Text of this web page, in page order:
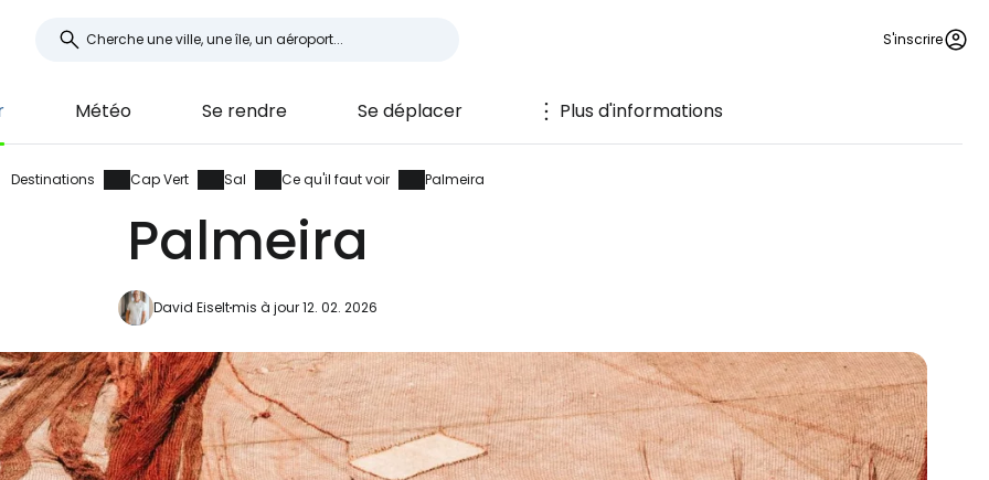
S'inscrire
Météo Se rendre Se déplacer Plus d'informations
Destinations Cap Vert Sal Ce qu'il faut voir Palmeira
Palmeira
David Eiseltmis à jour 12. 02. 2026